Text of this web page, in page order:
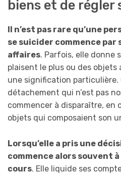
biens et de régler
Il n’est pas rare qu’une
se suicider commence par
affaires. Parfois, elle donne
plaisent le plus ou des
une signification particulière.
détachement qui n’est pas
commencer à disparaître, en
objets qui composaient son
Lorsqu’elle a pris une
commence alors souvent
cours. Elle liquide ses